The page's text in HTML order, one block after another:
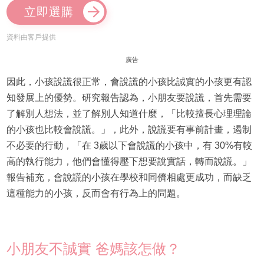
立即選購
資料由客戶提供
廣告
因此，小孩說謊很正常，會說謊的小孩比誠實的小孩更有認
知發展上的優勢。研究報告認為，小朋友要說謊，首先需要
了解別人想法，並了解別人知道什麼，「比較擅長心理理論
的小孩也比較會說謊。」，此外，說謊要有事前計畫，遏制
不必要的行動，「在 3歲以下會說謊的小孩中，有 30%有較
高的執行能力，他們會懂得壓下想要說實話，轉而說謊。」
報告補充，會說謊的小孩在學校和同儕相處更成功，而缺乏
這種能力的小孩，反而會有行為上的問題。
小朋友不誠實 爸媽該怎做？